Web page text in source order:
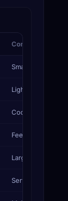
Common Use
Small branch
Light appliance
Cooktops, HVAC
Feeders,
Large feeders
Service feeders